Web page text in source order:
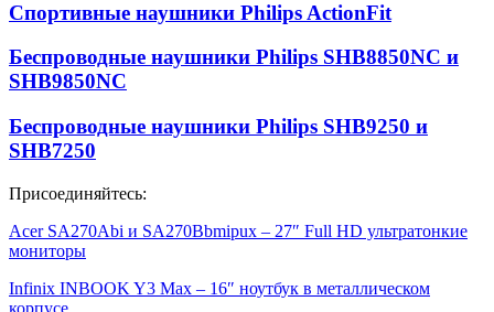
Спортивные наушники Philips ActionFit
Беспроводные наушники Philips SHB8850NC и
SHB9850NC
Беспроводные наушники Philips SHB9250 и
SHB7250
Присоединяйтесь:
Acer SA270Abi и SA270Bbmipux – 27″ Full HD ультратонкие
мониторы
Infinix INBOOK Y3 Max – 16″ ноутбук в металлическом
корпусе